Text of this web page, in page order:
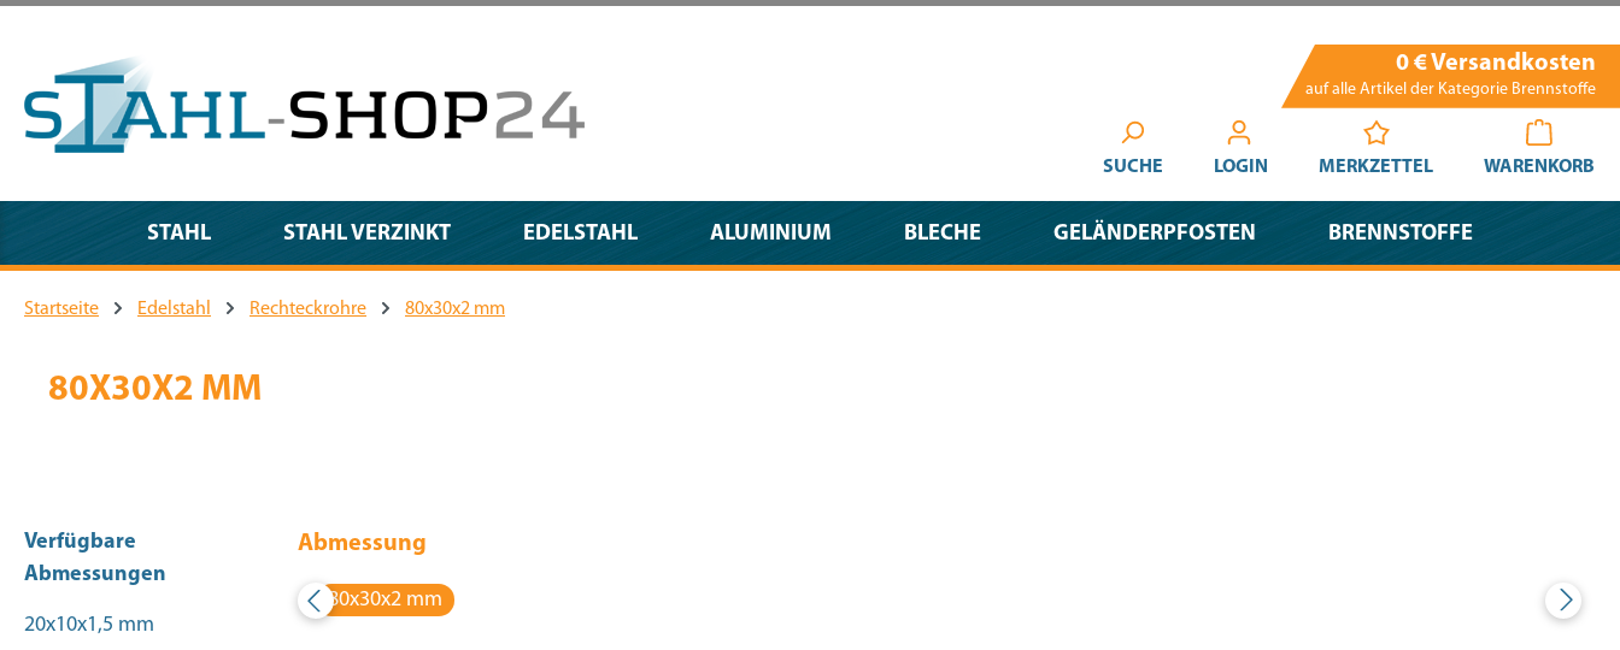
0 € Versandkosten
auf alle Artikel der Kategorie Brennstoffe
SUCHE LOGIN MERKZETTEL WARENKORB
STAHL STAHL VERZINKT EDELSTAHL ALUMINIUM BLECHE GELÄNDERPFOSTEN BRENNSTOFFE
Startseite Edelstahl Rechteckrohre 80x30x2 mm
80X30X2 MM
Verfügbare
Abmessungen
20x10x1,5 mm
Abmessung
80x30x2 mm